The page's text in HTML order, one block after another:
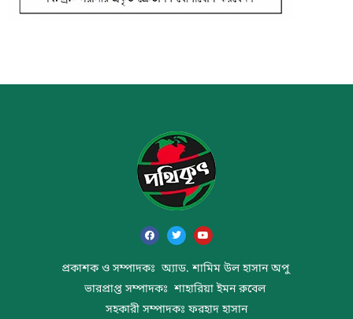
প্রকাশক ও সম্পাদকঃ অ্যাড. শামিম উল হাসান অপু
ভারপ্রাপ্ত সম্পাদকঃ শাহারিয়া ইমন রুবেল
সহকারী সম্পাদকঃ ফরহাদ হাসান